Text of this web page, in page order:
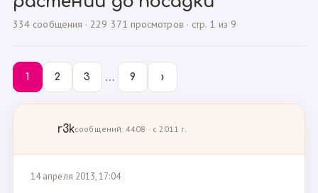
334 сообщения · 229 371 просмотров · стр. 1 из 9
1 2 3 … 9 ›
r3kсообщений: 4408 · с 2011 г.
14 апреля 2013, 17:04